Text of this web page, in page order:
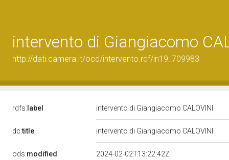
intervento di Giangiacomo
http://dati.camera.it/ocd/intervento.rdf/in19_709983
rdfs: label intervento di Giangiacomo CALOVINI
dc:title intervento di Giangiacomo CALOVINI
ods:modified 2024-02-02T13:22:42Z